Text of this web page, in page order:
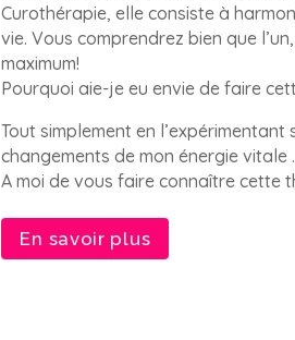
Curothérapie, elle consiste à
vie. Vous comprendrez bien que
maximum!
Pourquoi aie-je eu envie de faire
Tout simplement en
changements de mon énergie vitale
A moi de vous faire connaître cette
En savoir plus